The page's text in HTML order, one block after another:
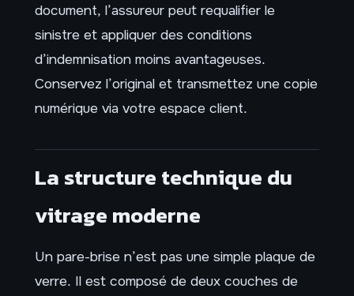
document, l’assureur peut requalifier le
sinistre et appliquer des conditions
d’indemnisation moins avantageuses.
Conservez l’original et transmettez une copie
numérique via votre espace client.
La structure technique du
vitrage moderne
Un pare-brise n’est pas une simple plaque de
verre. Il est composé de deux couches de